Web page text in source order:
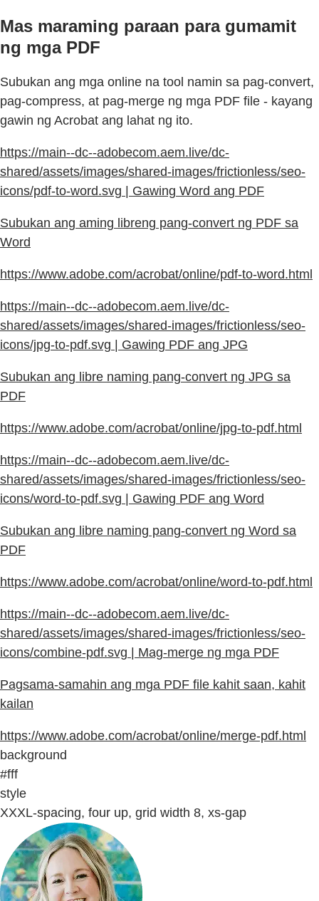
Mas maraming paraan para gumamit
ng mga PDF
Subukan ang mga online na tool namin sa pag-convert,
pag-compress, at pag-merge ng mga PDF file - kayang
gawin ng Acrobat ang lahat ng ito.
https://main--dc--adobecom.aem.live/dc-
shared/assets/images/shared-images/frictionless/seo-
icons/pdf-to-word.svg | Gawing Word ang PDF
Subukan ang aming libreng pang-convert ng PDF sa
Word
https://www.adobe.com/acrobat/online/pdf-to-word.html
https://main--dc--adobecom.aem.live/dc-
shared/assets/images/shared-images/frictionless/seo-
icons/jpg-to-pdf.svg | Gawing PDF ang JPG
Subukan ang libre naming pang-convert ng JPG sa
PDF
https://www.adobe.com/acrobat/online/jpg-to-pdf.html
https://main--dc--adobecom.aem.live/dc-
shared/assets/images/shared-images/frictionless/seo-
icons/word-to-pdf.svg | Gawing PDF ang Word
Subukan ang libre naming pang-convert ng Word sa
PDF
https://www.adobe.com/acrobat/online/word-to-pdf.html
https://main--dc--adobecom.aem.live/dc-
shared/assets/images/shared-images/frictionless/seo-
icons/combine-pdf.svg | Mag-merge ng mga PDF
Pagsama-samahin ang mga PDF file kahit saan, kahit
kailan
https://www.adobe.com/acrobat/online/merge-pdf.html
background
#fff
style
XXXL-spacing, four up, grid width 8, xs-gap